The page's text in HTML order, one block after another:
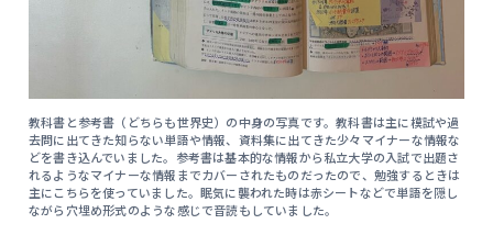
教科書と参考書（どちらも世界史）の中身の写真です。教科書は主に模試や過
去問に出てきた知らない単語や情報、資料集に出てきた少々マイナーな情報な
どを書き込んでいました。参考書は基本的な情報から私立大学の入試で出題さ
れるようなマイナーな情報までカバーされたものだったので、勉強するときは
主にこちらを使っていました。眠気に襲われた時は赤シートなどで単語を隠し
ながら穴埋め形式のような感じで音読もしていました。